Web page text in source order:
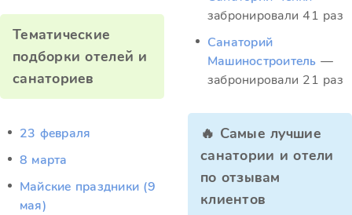
Тематические
подборки отелей и
санаториев
23 февраля
8 марта
Майские праздники (9
мая)
забронировали 41 раз
Санаторий
Машиностроитель —
забронировали 21 раз
🔥 Самые лучшие
санатории и отели
по отзывам
клиентов